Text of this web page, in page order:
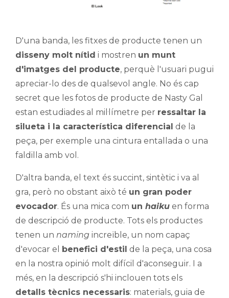
D'una banda, les fitxes de producte tenen un
disseny molt nítid i mostren un munt
d'imatges del producte, perquè l'usuari pugui
apreciar-lo des de qualsevol angle. No és cap
secret que les fotos de producte de Nasty Gal
estan estudiades al mil·límetre per ressaltar la
silueta i la característica diferencial de la
peça, per exemple una cintura entallada o una
faldilla amb vol.
D'altra banda, el text és succint, sintètic i va al
gra, però no obstant això té un gran poder
evocador. És una mica com un haiku en forma
de descripció de producte. Tots els productes
tenen un naming increïble, un nom capaç
d'evocar el benefici d'estil de la peça, una cosa
en la nostra opinió molt difícil d'aconseguir. I a
més, en la descripció s'hi inclouen tots els
detalls tècnics necessaris: materials, guia de